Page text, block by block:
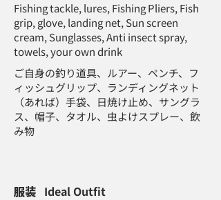
Fishing tackle, lures, Fishing Pliers, Fish
grip, glove, landing net, Sun screen
cream, Sunglasses, Anti insect spray,
towels, your own drink
ご自身の釣り道具、ルアー、ペンチ、フ
ィッシュグリップ、ランディングネット
（あれば）手袋、日焼け止め、サングラ
ス、帽子、タオル、虫よけスプレー、飲
み物
服装 Ideal Outfit